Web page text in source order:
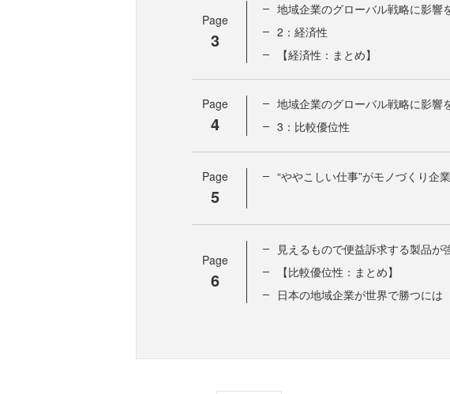
Page
3
地域企業のグローバル戦略に影響
2：経済性
【経済性：まとめ】
Page
4
地域企業のグローバル戦略に影響
3：比較優位性
Page
5
“ややこしい仕事”がモノづくり企
Page
6
見えるもので便益訴求する製品が
【比較優位性：まとめ】
日本の地域企業が世界で勝つには